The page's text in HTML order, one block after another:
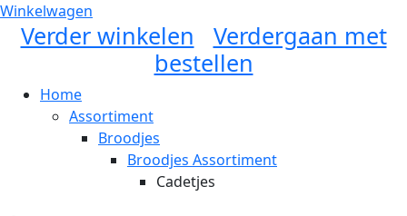
Winkelwagen
Verder winkelen
Verdergaan met
bestellen
Home
Assortiment
Broodjes
Broodjes Assortiment
Cadetjes